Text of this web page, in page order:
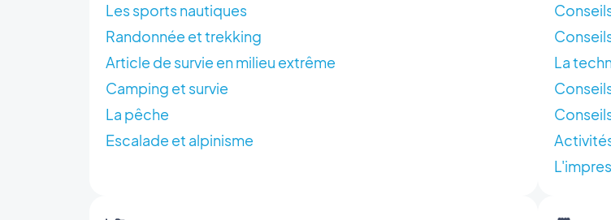
Les sports nautiques
Randonnée et trekking
Article de survie en milieu extrême
Camping et survie
La pêche
Escalade et alpinisme
La